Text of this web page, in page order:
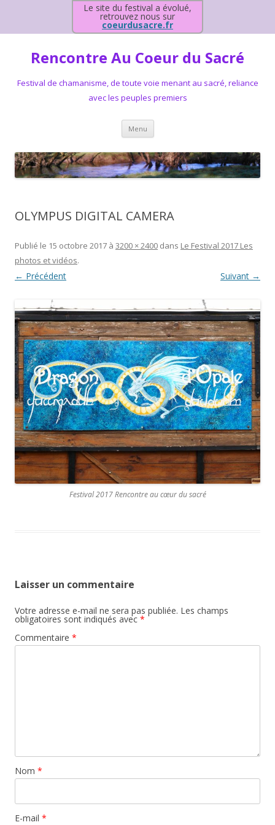
Le site du festival a évolué,
retrouvez nous sur
coeurdusacre.fr
Rencontre Au Coeur du Sacré
Festival de chamanisme, de toute voie menant au sacré, reliance
avec les peuples premiers
Menu Aller au contenu principal
OLYMPUS DIGITAL CAMERA
Publié le 15 octobre 2017 à 3200 × 2400 dans Le Festival 2017 Les
photos et vidéos.
← Précédent Suivant →
Festival 2017 Rencontre au cœur du sacré
Laisser un commentaire
Votre adresse e-mail ne sera pas publiée. Les champs
obligatoires sont indiqués avec *
Commentaire *
Nom *
E-mail *